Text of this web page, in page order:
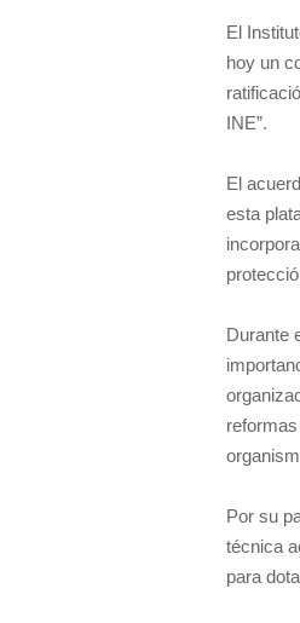
El
hoy un
INE”.
El
esta
Durante
Por su
técnica
para